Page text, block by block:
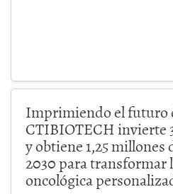
Imprimiendo el futuro
CTIBIOTECH invierte
y obtiene 1,25 millones
2030 para transformar
oncológica